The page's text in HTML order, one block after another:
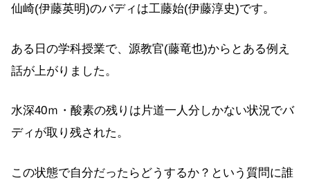
仙崎(伊藤英明)のバディは工藤始(伊藤淳史)です。
ある日の学科授業で、源教官(藤竜也)からとある例え
話が上がりました。
水深40ｍ・酸素の残りは片道一人分しかない状況でバ
ディが取り残された。
この状態で自分だったらどうするか？という質問に誰